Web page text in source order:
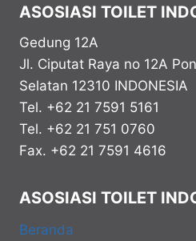
ASOSIASI TOILET
Gedung 12A
Jl. Ciputat Raya no 12A
Selatan 12310 INDONESIA
Tel. +62 21 7591 5161
Tel. +62 21 751 0760
Fax. +62 21 7591 4616
ASOSIASI TOILET
Beranda